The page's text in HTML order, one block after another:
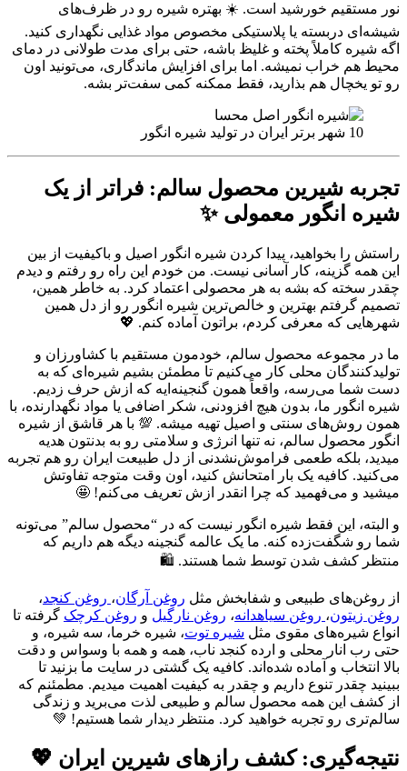
نور مستقیم خورشید است. ☀️ بهتره شیره رو در ظرف‌های
شیشه‌ای دربسته یا پلاستیکی مخصوص مواد غذایی نگهداری کنید.
اگه شیره کاملاً پخته و غلیظ باشه، حتی برای مدت طولانی در دمای
محیط هم خراب نمیشه. اما برای افزایش ماندگاری، می‌تونید اون
رو تو یخچال هم بذارید، فقط ممکنه کمی سفت‌تر بشه.
10 شهر برتر ایران در تولید شیره انگور
تجربه شیرین محصول سالم: فراتر از یک
شیره انگور معمولی ✨
راستش را بخواهید، پیدا کردن شیره انگور اصیل و باکیفیت از بین
این همه گزینه، کار آسانی نیست. من خودم این راه رو رفتم و دیدم
چقدر سخته که بشه به هر محصولی اعتماد کرد. به خاطر همین،
تصمیم گرفتم بهترین و خالص‌ترین شیره انگور رو از دل همین
شهرهایی که معرفی کردم، براتون آماده کنم. 💖
ما در مجموعه محصول سالم، خودمون مستقیم با کشاورزان و
تولیدکنندگان محلی کار می‌کنیم تا مطمئن بشیم شیره‌ای که به
دست شما می‌رسه، واقعاً همون گنجینه‌ایه که ازش حرف زدیم.
شیره انگور ما، بدون هیچ افزودنی، شکر اضافی یا مواد نگهدارنده، با
همون روش‌های سنتی و اصیل تهیه میشه. 💯 با هر قاشق از شیره
انگور محصول سالم، نه تنها انرژی و سلامتی رو به بدنتون هدیه
میدید، بلکه طعمی فراموش‌نشدنی از دل طبیعت ایران رو هم تجربه
می‌کنید. کافیه یک بار امتحانش کنید، اون وقت متوجه تفاوتش
میشید و می‌فهمید که چرا انقدر ازش تعریف می‌کنم! 🤩
و البته، این فقط شیره انگور نیست که در “محصول سالم” می‌تونه
شما رو شگفت‌زده کنه. ما یک عالمه گنجینه دیگه هم داریم که
منتظر کشف شدن توسط شما هستند. 🛍️
از روغن‌های طبیعی و شفابخش مثل روغن آرگان، روغن کنجد،
روغن زیتون، روغن سیاهدانه، روغن نارگیل و روغن کرچک گرفته تا
انواع شیره‌های مقوی مثل شیره توت، شیره خرما، سه شیره، و
حتی رب انار محلی و ارده کنجد ناب، همه و همه با وسواس و دقت
بالا انتخاب و آماده شده‌اند. کافیه یک گشتی در سایت ما بزنید تا
ببینید چقدر تنوع داریم و چقدر به کیفیت اهمیت میدیم. مطمئنم که
از کشف این همه محصول سالم و طبیعی لذت می‌برید و زندگی
سالم‌تری رو تجربه خواهید کرد. منتظر دیدار شما هستیم! 💚
نتیجه‌گیری: کشف رازهای شیرین ایران 💖